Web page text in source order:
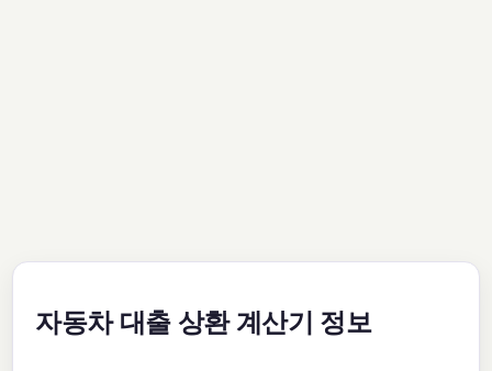
자동차 대출 상환 계산기 정보